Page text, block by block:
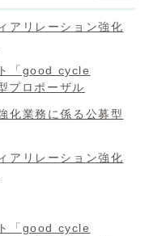
アリレーション強化
「good cycle
プロポーザル
化業務に係る公募型
アリレーション強化
「good cycle